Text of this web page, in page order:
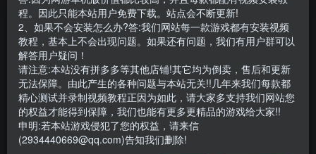
103 |古墓丽影11·暗影
v1.0.492.0
游戏类 网游单机
102 | 古墓丽影10:崛起
游戏类
程。因此只能本站用户免费下载。站点会不断更新!
2、如果不会安装怎么办?答:我们网站每一款游戏都有安装视频
教程，基本上不会出现问题。如果还有问题，我们有用户群可以
解答用户疑问！
请注意:本站没有拼多多等其他店铺!其它均为倒卖，售后和更新
无法保障。由此产生的各种问题与本站无关!!几年来我们每款都
精心测试并录制视频教程正因为如此，请大家多支持我们网站您
的权益才能得到保障，我们也能有更多更精品的游戏给大家!!
申明:若本站游戏侵犯了您的权益，请来信
(2934440669@qq.com)告知我们删除!